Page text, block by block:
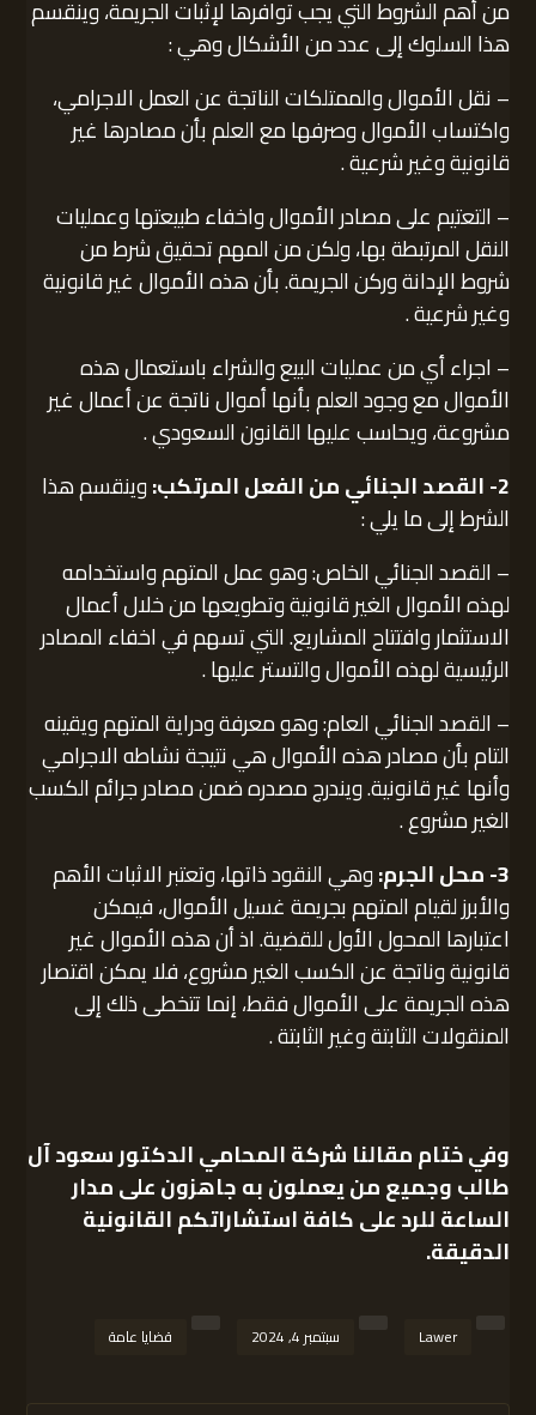
من أهم الشروط التي يجب توافرها لإثبات الجريمة، وينقسم
هذا السلوك إلى عدد من الأشكال وهي :
– نقل الأموال والممتلكات الناتجة عن العمل الاجرامي،
واكتساب الأموال وصرفها مع العلم بأن مصادرها غير
قانونية وغير شرعية .
– التعتيم على مصادر الأموال واخفاء طبيعتها وعمليات
النقل المرتبطة بها، ولكن من المهم تحقيق شرط من
شروط الإدانة وركن الجريمة. بأن هذه الأموال غير قانونية
وغير شرعية .
– اجراء أي من عمليات البيع والشراء باستعمال هذه
الأموال مع وجود العلم بأنها أموال ناتجة عن أعمال غير
مشروعة، ويحاسب عليها القانون السعودي .
2- القصد الجنائي من الفعل المرتكب:
وينقسم هذا
الشرط إلى ما يلي :
– القصد الجنائي الخاص: وهو عمل المتهم واستخدامه
لهذه الأموال الغير قانونية وتطويعها من خلال أعمال
الاستثمار وافتتاح المشاريع. التي تسهم في اخفاء المصادر
الرئيسية لهذه الأموال والتستر عليها .
– القصد الجنائي العام: وهو معرفة ودراية المتهم ويقينه
التام بأن مصادر هذه الأموال هي نتيجة نشاطه الاجرامي
وأنها غير قانونية. ويندرج مصدره ضمن مصادر جرائم الكسب
الغير مشروع .
3- محل الجرم:
وهي النقود ذاتها، وتعتبر الاثبات الأهم
والأبرز لقيام المتهم بجريمة غسيل الأموال، فيمكن
اعتبارها المحول الأول للقضية. اذ أن هذه الأموال غير
قانونية وناتجة عن الكسب الغير مشروع، فلا يمكن اقتصار
هذه الجريمة على الأموال فقط، إنما تتخطى ذلك إلى
المنقولات الثابتة وغير الثابتة .
وفي ختام مقالنا شركة المحامي الدكتور سعود آل
طالبوجميع من يعملون به جاهزون على مدار
الساعة للرد على كافة استشاراتكم القانونية
الدقيقة.
Lawer سبتمبر 4, 2024 قضايا عامة